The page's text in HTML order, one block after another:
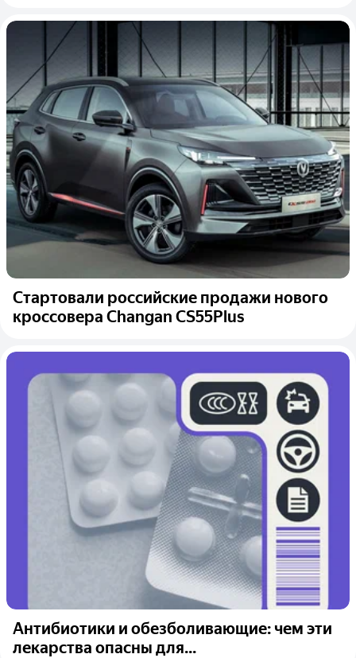
Стартовали российские продажи нового
кроссовера Changan CS55Plus
Антибиотики и обезболивающие: чем эти
лекарства опасны для...